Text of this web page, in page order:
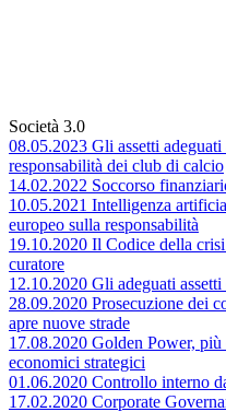
Società 3.0
08.05.2023 Gli assetti
responsabilità dei club di calcio
14.02.2022 Soccorso
10.05.2021 Intelligenza
europeo sulla responsabilità
19.10.2020 Il Codice della
curatore
12.10.2020 Gli adeguati
28.09.2020 Prosecuzione dei
apre nuove strade
17.08.2020 Golden Power,
economici strategici
01.06.2020 Controllo interno
17.02.2020 Corporate